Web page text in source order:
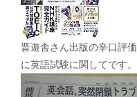
晋遊舎さん出版の辛口評
に英語試験に関してです。